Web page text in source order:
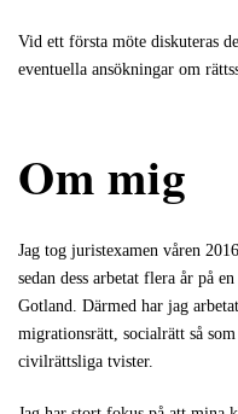
Vid ett första möte diskuteras
eventuella ansökningar om
Om mig
Jag tog juristexamen våren
sedan dess arbetat flera år på
Gotland. Därmed har jag
migrationsrätt, socialrätt så
civilrättsliga tvister.